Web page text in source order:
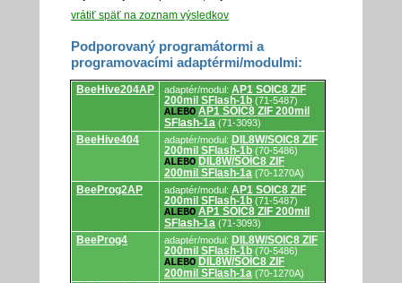
vrátiť späť na zoznam výsledkov
Podporovaný programátormi a
programovacími adaptérmi/modulmi:
Podporovaný
programátormi
adaptérmi/modulmi.
BeeHive204AP adaptér/modul: AP1 SOIC8 ZIF
200mil SFlash-1b (71-5487)
ALEBO AP1 SOIC8 ZIF 200mil
SFlash-1a (71-3093)
BeeHive404 adaptér/modul: DIL8W/SOIC8 ZIF
200mil SFlash-1b (70-5486)
ALEBO DIL8W/SOIC8 ZIF
200mil SFlash-1a (70-1270A)
BeeProg2AP adaptér/modul: AP1 SOIC8 ZIF
200mil SFlash-1b (71-5487)
ALEBO AP1 SOIC8 ZIF 200mil
SFlash-1a (71-3093)
BeeProg4 adaptér/modul: DIL8W/SOIC8 ZIF
200mil SFlash-1b (70-5486)
ALEBO DIL8W/SOIC8 ZIF
200mil SFlash-1a (70-1270A)